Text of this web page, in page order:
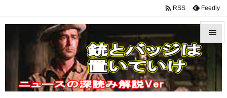


サイド
 RSS Feedly